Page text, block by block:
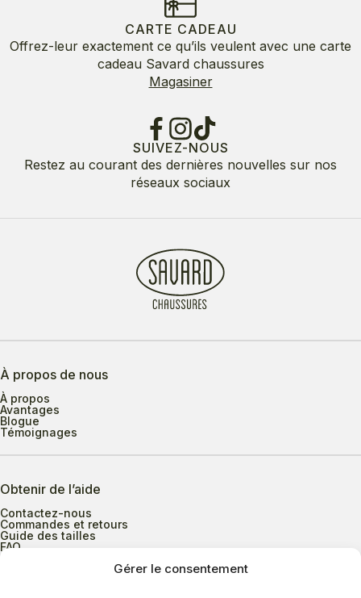
Gérer le consentement
CARTE CADEAU
Offrez-leur exactement ce qu’ils veulent avec une carte
cadeau Savard chaussures
Magasiner
SUIVEZ-NOUS
Restez au courant des dernières nouvelles sur nos
réseaux sociaux
À propos de nous
À propos
Avantages
Blogue
Témoignages
Obtenir de l’aide
Contactez-nous
Commandes et retours
Guide des tailles
FAQ